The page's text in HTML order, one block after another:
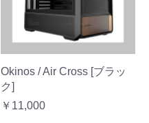
Okinos / Air Cross [ブラッ
ク]
￥11,000